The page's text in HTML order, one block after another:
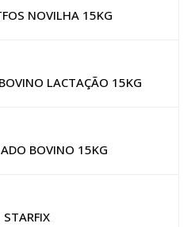
NOVILHA 15KG
LACTAÇÃO 15KG
BOVINO 15KG
STARFIX